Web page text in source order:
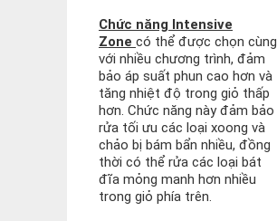
Chức năng Intensive
Zone có thể được chọn cùng
với nhiều chương trình, đảm
bảo áp suất phun cao hơn và
tăng nhiệt độ trong giỏ thấp
hơn. Chức năng này đảm bảo
rửa tối ưu các loại xoong và
chảo bị bám bẩn nhiều, đồng
thời có thể rửa các loại bát
đĩa mỏng manh hơn nhiều
trong giỏ phía trên.